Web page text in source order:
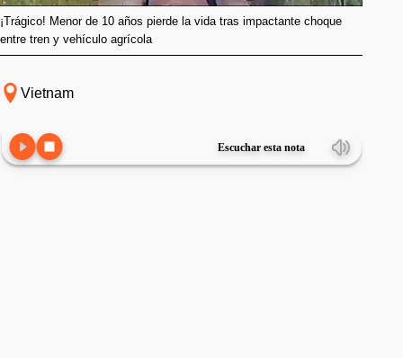
¡Trágico! Menor de 10 años pierde la vida tras impactante choque
entre tren y vehículo agrícola
Vietnam
Escuchar esta nota